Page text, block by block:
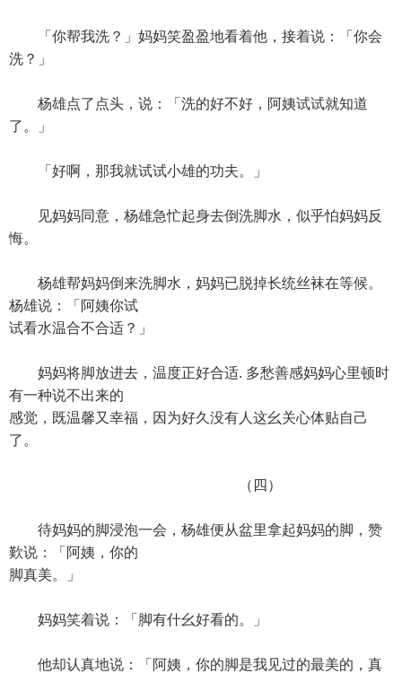
「你帮我洗？」妈妈笑盈盈地看着他，接着说：「你会
洗？」
杨雄点了点头，说：「洗的好不好，阿姨试试就知道
了。」
「好啊，那我就试试小雄的功夫。」
见妈妈同意，杨雄急忙起身去倒洗脚水，似乎怕妈妈反
悔。
杨雄帮妈妈倒来洗脚水，妈妈已脱掉长统丝袜在等候。
杨雄说：「阿姨你试
试看水温合不合适？」
妈妈将脚放进去，温度正好合适. 多愁善感妈妈心里顿时
有一种说不出来的
感觉，既温馨又幸福，因为好久没有人这幺关心体贴自己
了。
（四）
待妈妈的脚浸泡一会，杨雄便从盆里拿起妈妈的脚，赞
歎说：「阿姨，你的
脚真美。」
妈妈笑着说：「脚有什幺好看的。」
他却认真地说：「阿姨，你的脚是我见过的最美的，真